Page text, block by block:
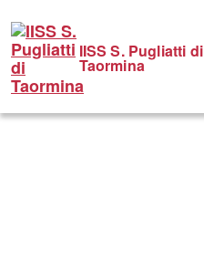
IISS S. Pugliatti di
Taormina